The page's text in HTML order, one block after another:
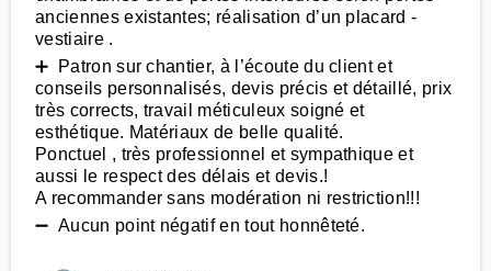
anciennes existantes; réalisation d’un placard -
vestiaire .
➕ Patron sur chantier, à l’écoute du client et
conseils personnalisés, devis précis et détaillé, prix
très corrects, travail méticuleux soigné et
esthétique. Matériaux de belle qualité.
Ponctuel , très professionnel et sympathique et
aussi le respect des délais et devis.!
A recommander sans modération ni restriction!!!
➖ Aucun point négatif en tout honnêteté.